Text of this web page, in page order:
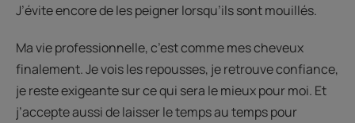
J’évite encore de les peigner lorsqu’ils sont mouillés.
Ma vie professionnelle, c’est comme mes cheveux
finalement. Je vois les repousses, je retrouve confiance,
je reste exigeante sur ce qui sera le mieux pour moi. Et
j’accepte aussi de laisser le temps au temps pour